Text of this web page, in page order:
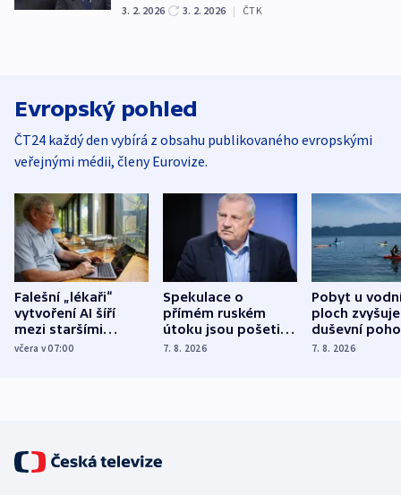
3. 2. 2026 3. 2. 2026 | ČTK
Evropský pohled
ČT24 každý den vybírá z obsahu publikovaného evropskými
veřejnými médii, členy Eurovize.
Falešní „lékaři“
vytvoření AI šíří
mezi staršími
Poláky nebezpečné
včera v 07:00
Spekulace o
přímém ruském
útoku jsou pošetilé,
míní estonský
7. 8. 2026
Pobyt u
ploch zvyšuje
duševní
ukázala
7. 8. 2026